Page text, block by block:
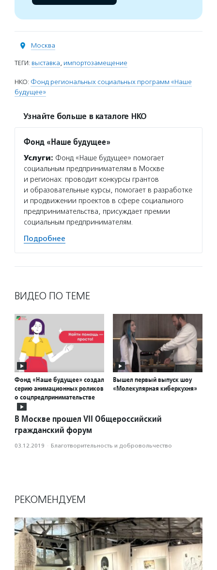
Москва
ТЕГИ: выставка, импортозамещение
НКО: Фонд региональных социальных программ «Наше
будущее»
Узнайте больше в каталоге НКО
Фонд «Наше будущее»
Услуги: Фонд «Наше будущее» помогает
социальным предпринимателям в Москве
и регионах: проводит конкурсы грантов
и образовательные курсы, помогает в разработке
и продвижении проектов в сфере социального
предпринимательства, присуждает премии
социальным предпринимателям.
Подробнее
ВИДЕО ПО ТЕМЕ
Фонд «Наше будущее» создал
серию анимационных роликов
о соцпредпринимательстве
Вышел первый выпуск шоу
«Молекулярная киберкухня»
В Москве прошел VII Общероссийский
гражданский форум
03.12.2019 · Благотвори­тель­ность и доброволь­чест­во
РЕКОМЕНДУЕМ